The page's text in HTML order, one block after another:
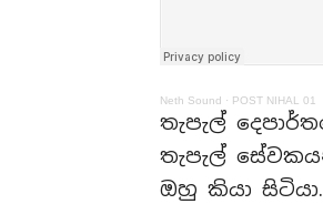
Neth Sound · POST NIHAL 01
තැපැල්
තැපැල්
ඔහු කියා සිටියා.